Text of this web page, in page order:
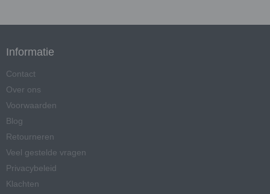
Informatie
Contact
Over ons
Voorwaarden
Blog
Retourneren
Veel gestelde vragen
Privacybeleid
Klachten